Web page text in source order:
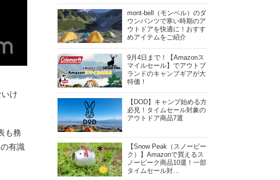
け
も務
有識
mont-bell（モンベル）のダ
ウンパンツで寒い時期のア
ウトドアを快適に！おすす
めアイテムをご紹介
9月4日まで！【Amazonス
マイルセール】でアウトブ
ランドのキャンプギアが大
特価！
【DOD】キャンプ始める方
必見！タイムセール対象の
アウトドア商品7選
【Snow Peak（スノーピー
ク）】Amazonで買えるス
ノーピーク商品10選！一部
タイムセール対…